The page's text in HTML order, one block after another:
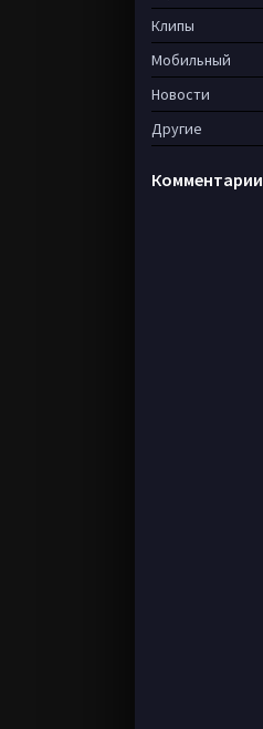
Клипы
Мобильный
Новости
Другие
Комментарии